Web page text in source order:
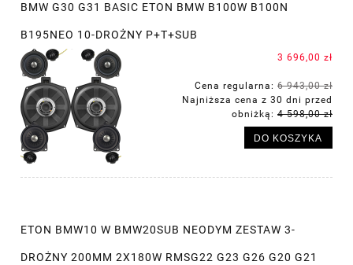
BMW G30 G31 BASIC ETON BMW B100W B100N
B195NEO 10-DROŻNY P+T+SUB
3 696,00 zł
Cena regularna: 6 943,00 zł
Najniższa cena z 30 dni przed
obniżką: 4 598,00 zł
DO KOSZYKA
ETON BMW10 W BMW20SUB NEODYM ZESTAW 3-
DROŻNY 200MM 2X180W RMSG22 G23 G26 G20 G21